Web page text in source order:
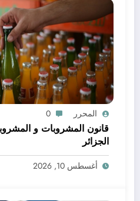
المحرر 0
الجزائر
أغسطس 10, 2026